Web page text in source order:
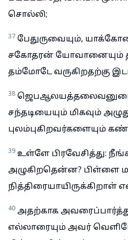
சொல்லி;
37 பேதுருவையும்,
சகோதரன் யோவானையும்
தம்மோடே வருகிறதற்கு
38
சந்தடியையும் மிகவும்
புலம்புகிறவர்களையும்
39 உள்ளே பிரவேசித்து:
அழுகிறதென்ன? பிள்ளை
நித்திரையாயிருக்கிறாள்
40 அதற்காக
எல்லாரையும் அவர்